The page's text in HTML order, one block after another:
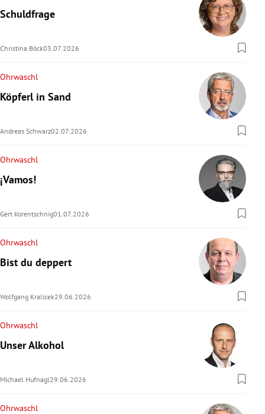
Schuldfrage
Christina Böck03.07.2026
Ohrwaschl
Köpferl in Sand
Andreas Schwarz02.07.2026
Ohrwaschl
¡Vamos!
Gert Korentschnig01.07.2026
Ohrwaschl
Bist du deppert
Wolfgang Kralicek29.06.2026
Ohrwaschl
Unser Alkohol
Michael Hufnagl 29.06.2026
Ohrwaschl